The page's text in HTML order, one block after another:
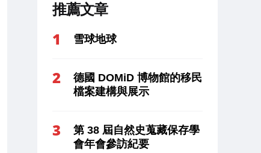
推薦文章
雪球地球
德國 DOMiD 博物館的移民
檔案建構與展示
第 38 屆自然史蒐藏保存學
會年會參訪紀要